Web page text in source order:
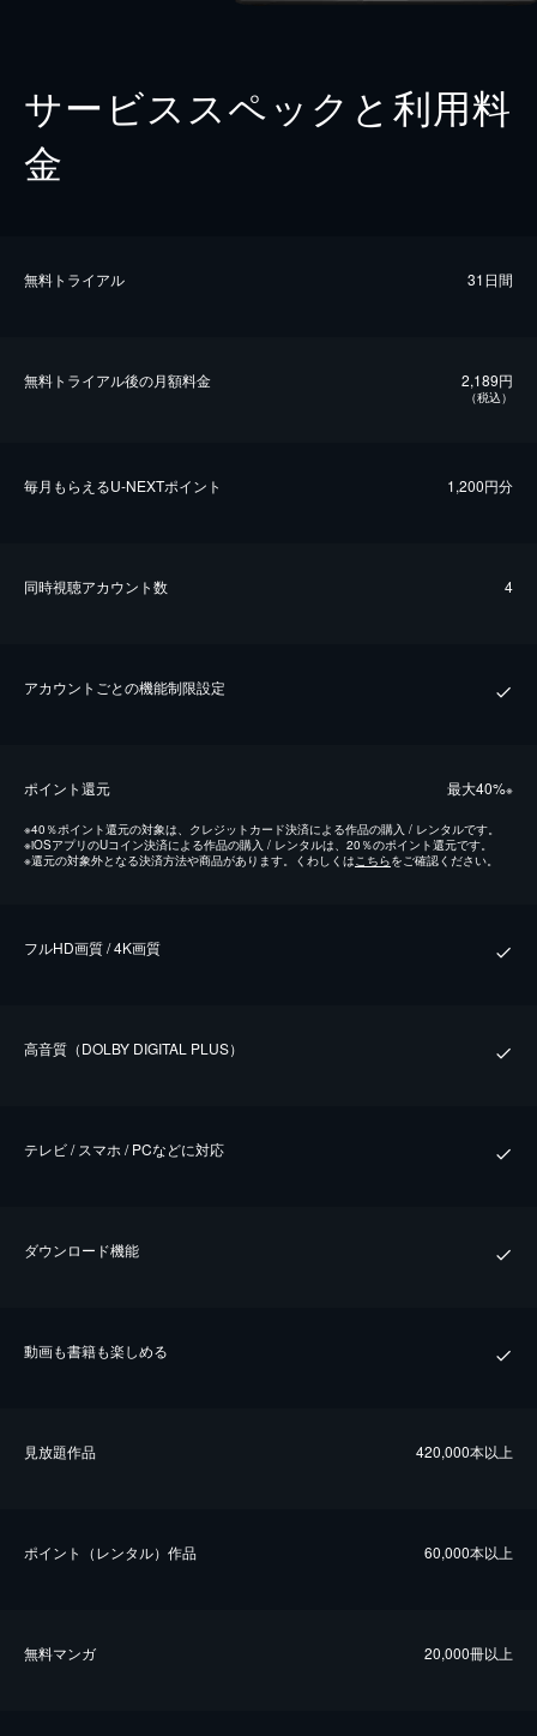
サービススペックと利用料
金
無料トライアル 31日間
無料トライアル後の⽉額料金 2,189円
（税込）
毎⽉もらえるU-NEXTポイント 1,200円分
同時視聴アカウント数 4
アカウントごとの機能制限設定
ポイント還元 最⼤40%※
※40％ポイント還元の対象は、クレジットカード決済による作品の購入 / レンタルです。
※iOSアプリのUコイン決済による作品の購入 / レンタルは、20％のポイント還元です。
※還元の対象外となる決済方法や商品があります。くわしくは こちらをご確認ください。
フルHD画質 / 4K画質
⾼⾳質（DOLBY DIGITAL PLUS）
テレビ / スマホ / PCなどに対応
ダウンロード機能
動画も書籍も楽しめる
⾒放題作品 420,000本以上
ポイント（レンタル）作品 60,000本以上
無料マンガ 20,000冊以上